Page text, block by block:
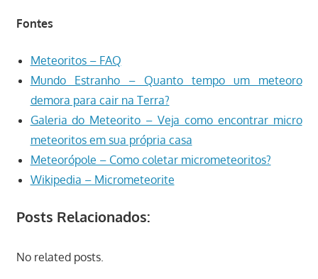
Fontes
Meteoritos – FAQ
Mundo Estranho – Quanto tempo um meteoro
demora para cair na Terra?
Galeria do Meteorito – Veja como encontrar micro
meteoritos em sua própria casa
Meteorópole – Como coletar micrometeoritos?
Wikipedia – Micrometeorite
Posts Relacionados:
No related posts.